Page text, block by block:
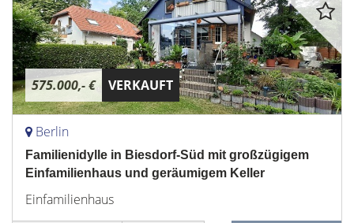
575.000,- € VERKAUFT
Berlin
Familienidylle in Biesdorf-Süd mit großzügigem
Einfamilienhaus und geräumigem Keller
Einfamilienhaus